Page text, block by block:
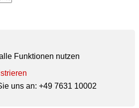
Funktionen nutzen
uns an: +49 7631 10002